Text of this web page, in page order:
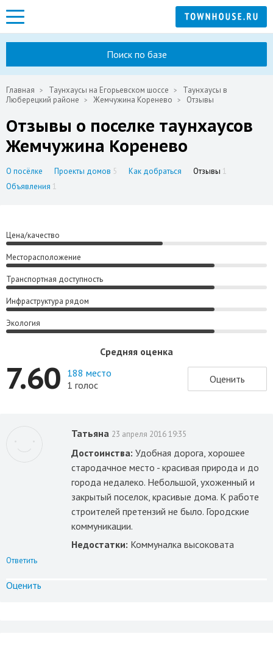
Поиск по базе
Главная Таунхаусы на Егорьевском шоссе
Таунхаусы в
Люберецкий районе
Жемчужина Коренево Отзывы
Отзывы о поселке таунхаусов
Жемчужина Коренево
О посёлке Проекты домов 5 Как добраться Отзывы 1
Объявления 1
Цена/качество
Месторасположение
Транспортная доступность
Инфраструктура рядом
Экология
Средняя оценка
7.60 188 место
1 голос
Оценить
Татьяна 23 апреля 2016 19:35
Достоинства: Удобная дорога, хорошее
стародачное место - красивая природа и до
города недалеко. Небольшой, ухоженный и
закрытый поселок, красивые дома. К работе
строителей претензий не было. Городские
коммуникации.
Недостатки: Коммуналка высоковата
Ответить
Оценить